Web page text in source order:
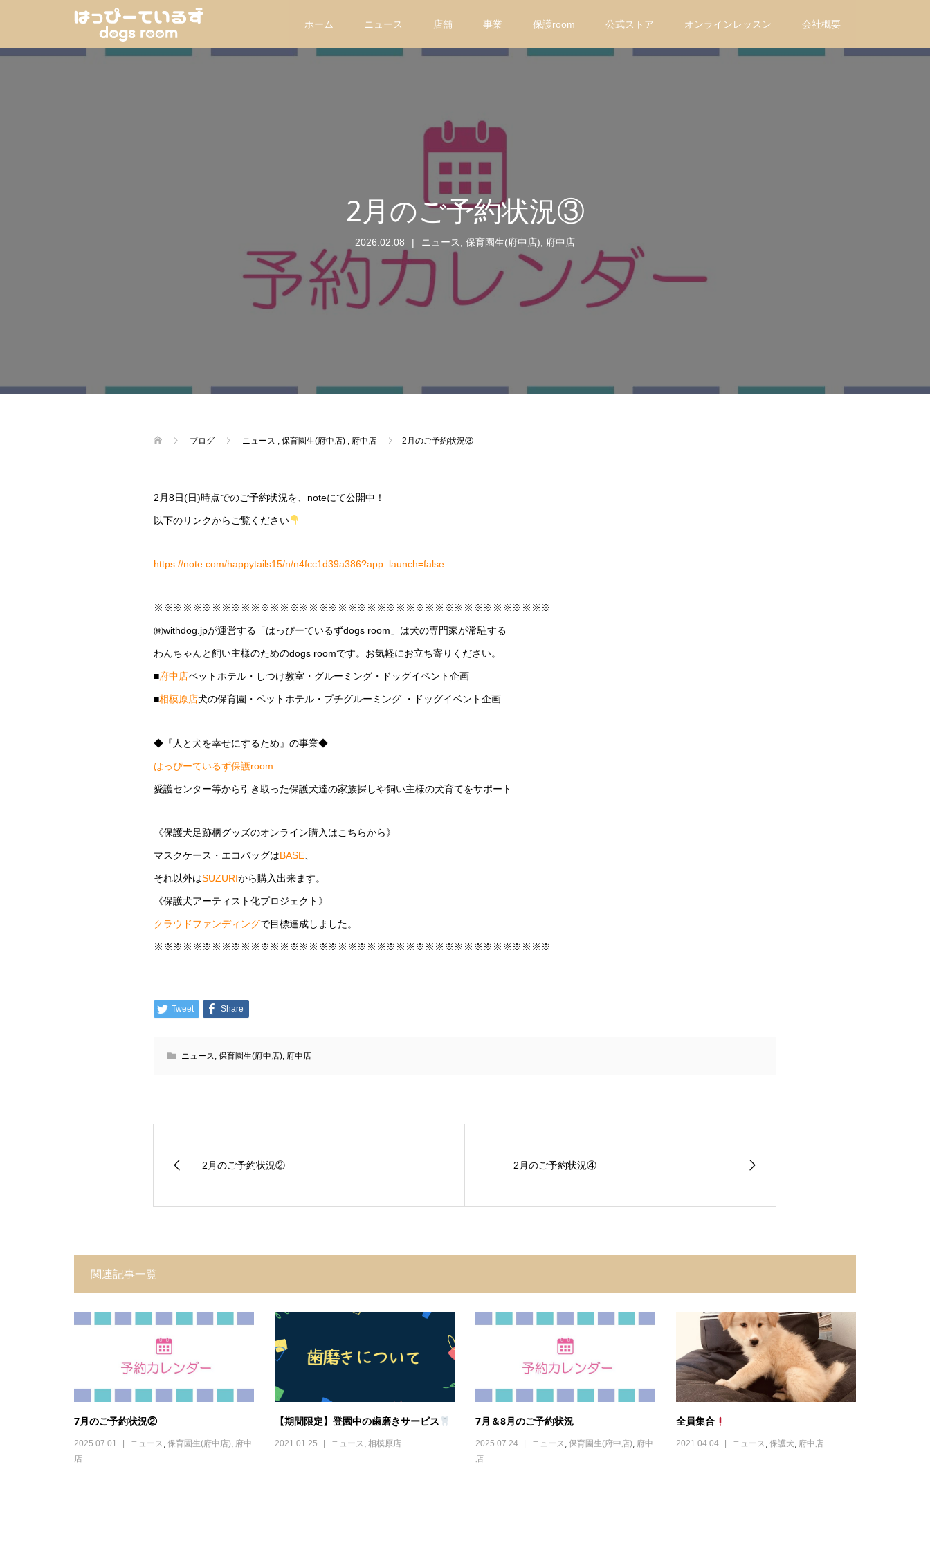
ホーム ニュース 店舗 事業 保護room 公式ストア オンラインレッスン 会社概要
2月のご予約状況③
2026.02.08 ニュース 保育園生(府中店) 府中店
ブログ ニュース 保育園生(府中店) 府中店 2月のご予約状況③
2月8日(日)時点でのご予約状況を、noteにて公開中！
以下のリンクからご覧ください
https://note.com/happytails15/n/n4fcc1d39a386?app_launch=false
※※※※※※※※※※※※※※※※※※※※※※※※※※※※※※※※※※※※※※※※※
㈱withdog.jpが運営する「はっぴーているずdogs room」は犬の専門家が常駐する
わんちゃんと飼い主様のためのdogs roomです。お気軽にお立ち寄りください。
■府中店ペットホテル・しつけ教室・グルーミング・ドッグイベント企画
■相模原店犬の保育園・ペットホテル・プチグルーミング ・ドッグイベント企画
◆『人と犬を幸せにするため』の事業◆
はっぴーているず保護room
愛護センター等から引き取った保護犬達の家族探しや飼い主様の犬育てをサポート
《保護犬足跡柄グッズのオンライン購入はこちらから》
マスクケース・エコバッグはBASE
それ以外はSUZURIから購入出来ます。
《保護犬アーティスト化プロジェクト》
クラウドファンディングで目標達成しました。
※※※※※※※※※※※※※※※※※※※※※※※※※※※※※※※※※※※※※※※※※
Tweet Share
ニュース, 保育園生(府中店), 府中店
2月のご予約状況② 2月のご予約状況④
関連記事一覧
7月のご予約状況②
2025.07.01 ニュース, 保育園生(府中店), 府中
店
【期間限定】登園中の歯磨きサービス
2021.01.25 ニュース, 相模原店
7月＆8月のご予約状況
2025.07.24 ニュース, 保育園生(府中店), 府中
店
全員集合
2021.04.04 ニュース, 保護犬, 府中店